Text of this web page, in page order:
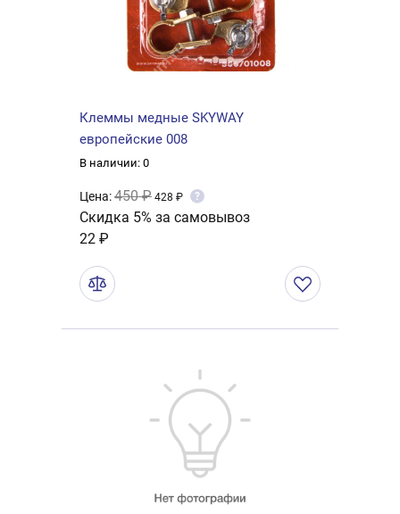
Клеммы медные SKYWAY
европейские 008
В наличии: 0
Цена:450 ₽ 428 ₽ ?
Скидка 5% за самовывоз
22 ₽